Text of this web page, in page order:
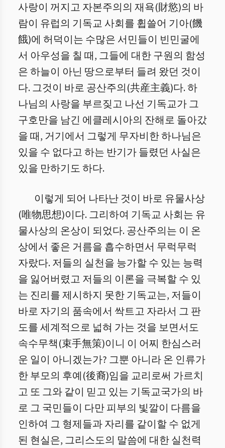
사랑이 꺼지고 자본주의의 재욕(財慾)의 바
람이 유럽의 기독교 사회를 휩쓸어 기아(饑
餓)에 허덕이는 수많은 서민들이 빈민굴에
서 아우성을 칠 때, 그들에 대한 구원의 함성
은 하늘이 아닌 땅으로부터 들려 왔던 것이
다. 그것이 바로 공산주의(共産主義)다. 하
나님의 사랑을 부르짖고 나선 기독교가 그
구호만을 남긴 에클레시아의 잔해로 돌아갔
을 때, 거기에서 그렇게 무자비한 하나님은
있을 수 없다고 하는 반기가 들렸던 사실은
있을 만하기도 하다.
이렇게 되어 나타난 것이 바로 유물사상
(唯物思想)이다. 그리하여 기독교 사회는 유
물사상의 온상이 되었다. 공산주의는 이 온
상에서 좋은 거름을 흡수하면서 무럭무럭
자랐다. 저들의 실천을 능가할 수 있는 능력
을 잃어버렸고 저들의 이론을 극복할 수 있
는 진리를 제시하지 못한 기독교는, 저들이
바로 자기의 품속에서 싹트고 자라서 그 판
도를 세계적으로 넓혀 가는 것을 보면서도
속수무책(束手無策)이니 이 어찌 한심스러
운 일이 아니겠는가? 그뿐 아니라 온 인류가
한 부모의 후예(後裔)임을 교리로써 가르치
고 또 그와 같이 믿고 있는 기독교국가의 바
로 그 국민들이 다만 피부의 빛깔이 다름을
인하여 그 형제들과 자리를 같이할 수 없게
된 현실은, 그리스도의 말씀에 대한 실천력